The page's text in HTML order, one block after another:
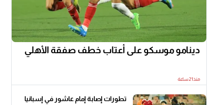
دينامو موسكو على أعتاب خطف صفقة الأهلي
منذ21 ساعة
تطورات إصابة إمام عاشور في إسبانيا